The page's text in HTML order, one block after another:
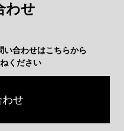
わせ
い合わせはこちらから
ください
わせ